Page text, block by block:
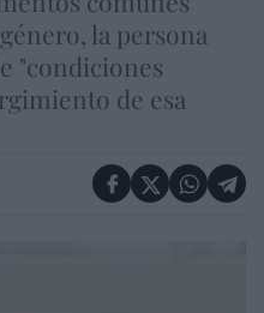
la persona
"condiciones
de esa